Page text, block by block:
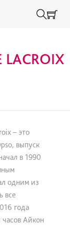
– это
выпуск
в 1990
одним из
все
года
Айкон